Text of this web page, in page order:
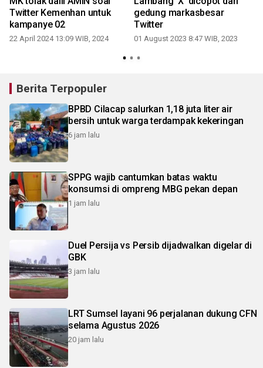
Twitter Kemenhan untuk
kampanye 02
22 April 2024 13:09 WIB, 2024
gedung markasbesar
Twitter
01 August 2023 8:47 WIB, 2023
Berita Terpopuler
BPBD Cilacap salurkan 1,18 juta liter air
bersih untuk warga terdampak kekeringan
6 jam lalu
SPPG wajib cantumkan batas waktu
konsumsi di ompreng MBG pekan depan
1 jam lalu
Duel Persija vs Persib dijadwalkan digelar di
GBK
3 jam lalu
LRT Sumsel layani 96 perjalanan dukung CFN
selama Agustus 2026
20 jam lalu